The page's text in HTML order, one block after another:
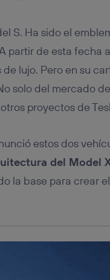
S. Ha sido el
partir de esta fecha
lujo. Pero en su
solo del mercado
proyectos de
estos dos
del Model
la base para crear
las actividades de
del usuario del
Utiq